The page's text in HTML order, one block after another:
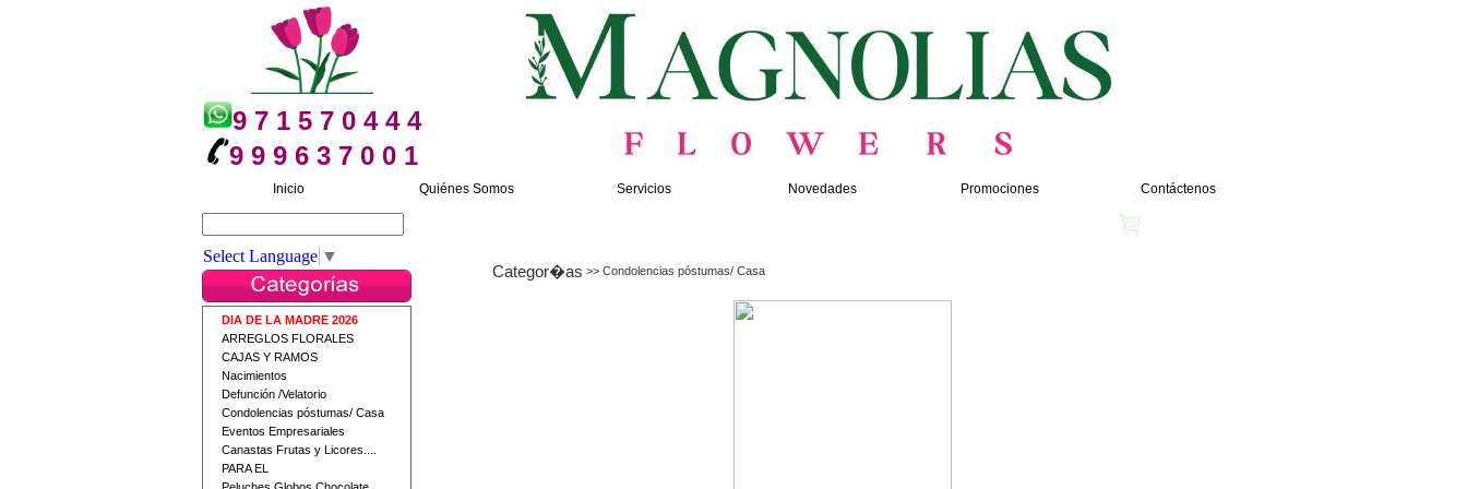
9 7 1 5 7 0 4 4 4
9 9 9 6 3 7 0 0 1
Inicio Quiénes Somos Servicios Novedades Promociones Contáctenos
Select Language ▼
DIA DE LA MADRE 2026
ARREGLOS FLORALES
CAJAS Y RAMOS
Nacimientos
Defunción /Velatorio
Condolencias póstumas/ Casa
Eventos Empresariales
Canastas Frutas y Licores....
PARA EL
Categor�as >> Condolencias póstumas/ Casa